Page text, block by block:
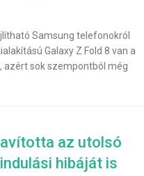
Samsung telefonokról
Galaxy Z Fold 8 van a
azért sok szempontból még
az utolsó
hibáját is